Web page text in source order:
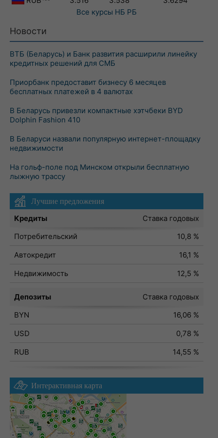
Все курсы НБ РБ
Новости
ВТБ (Беларусь) и Банк развития расширили линейку
кредитных решений для СМБ
Приорбанк предоставит бизнесу 6 месяцев
бесплатных платежей в 4 валютах
В Беларусь привезли компактные хэтчбеки BYD
Dolphin Fashion 410
В Беларуси назвали популярную интернет-площадку
недвижимости
На гольф-поле под Минском открыли бесплатную
лыжную трассу
Лучшие предложения
Кредиты
Ставка годовых
Потребительский
10,8 %
Автокредит
16,1 %
Недвижимость
12,5 %
Депозиты
Ставка годовых
BYN
16,06 %
USD
0,78 %
RUB
14,55 %
Интерактивная карта